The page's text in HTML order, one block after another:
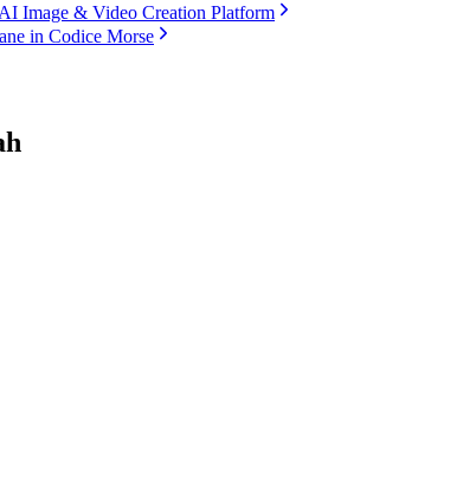
Image & Video Creation Platform
in Codice Morse